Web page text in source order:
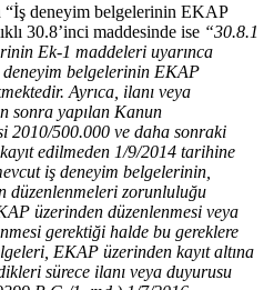
deneyim belgelerinin EKAP
30.8’inci maddesinde ise “30.8.1
Ek-1 maddeleri uyarınca
belgelerinin EKAP
Ayrıca, ilanı veya
sonra yapılan Kanun
2010/500.000 ve daha sonraki
edilmeden 1/9/2014 tarihine
iş deneyim belgelerinin,
düzenlenmeleri zorunluluğu
üzerinden düzenlenmesi veya
gerektiği halde bu gereklere
EKAP üzerinden kayıt altına
sürece ilanı veya duyurusu